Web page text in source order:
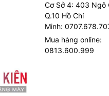
Cơ Sở 4: 403 Ngô
Q.10 Hồ Chí
Minh:
Mua hàng online:
0813.600.999